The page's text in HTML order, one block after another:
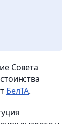
Совета
БелТА.